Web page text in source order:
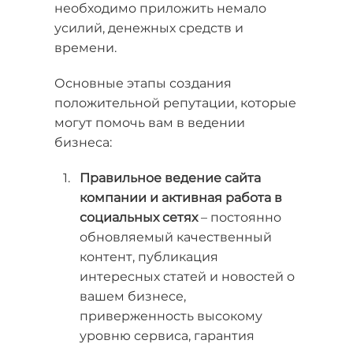
необходимо приложить немало
усилий, денежных средств и
времени.
Основные этапы создания
положительной репутации, которые
могут помочь вам в ведении
бизнеса:
Правильное ведение сайта
компании и активная работа в
социальных сетях– постоянно
обновляемый качественный
контент, публикация
интересных статей и новостей о
вашем бизнесе,
приверженность высокому
уровню сервиса, гарантия